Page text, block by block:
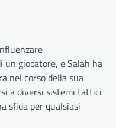
giocatore, e Salah ha
nel corso della sua
a diversi sistemi tattici
sfida per qualsiasi